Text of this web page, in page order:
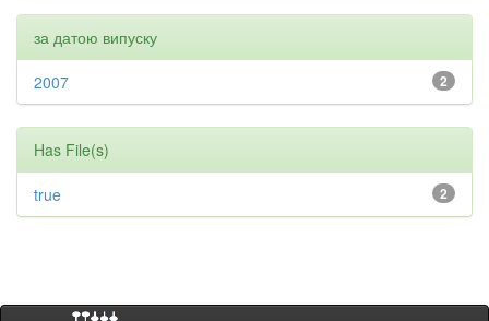
за датою випуску
2
2007
Has File(s)
2
true